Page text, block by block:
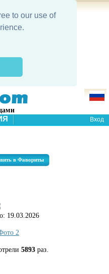
to our use of
Вход
в Фавориты
19.03.2026
2
5893раз.